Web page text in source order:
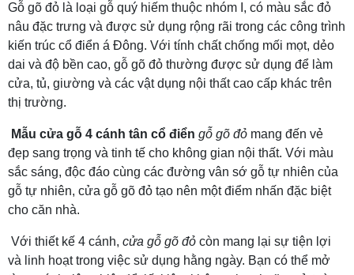
Gỗ gõ đỏ là loại gỗ quý hiếm thuộc nhóm I, có màu sắc đỏ
nâu đặc trưng và được sử dụng rộng rãi trong các công trình
kiến trúc cổ điển á Đông. Với tính chất chống mối mọt, dẻo
dai và độ bền cao, gỗ gõ đỏ thường được sử dụng để làm
cửa, tủ, giường và các vật dụng nội thất cao cấp khác trên
thị trường.
Mẫu cửa gỗ 4 cánh tân cổ điển gỗ gõ đỏ mang đến vẻ
đẹp sang trọng và tinh tế cho không gian nội thất. Với màu
sắc sáng, độc đáo cùng các đường vân sớ gỗ tự nhiên của
gỗ tự nhiên, cửa gỗ gõ đỏ tạo nên một điểm nhấn đặc biệt
cho căn nhà.
Với thiết kế 4 cánh, cửa gỗ gõ đỏ còn mang lại sự tiện lợi
và linh hoạt trong việc sử dụng hằng ngày. Bạn có thể mở